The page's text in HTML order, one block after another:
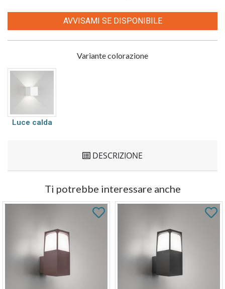
AVVISAMI SE DISPONIBILE
Variante colorazione
Luce calda
DESCRIZIONE
Ti potrebbe interessare anche